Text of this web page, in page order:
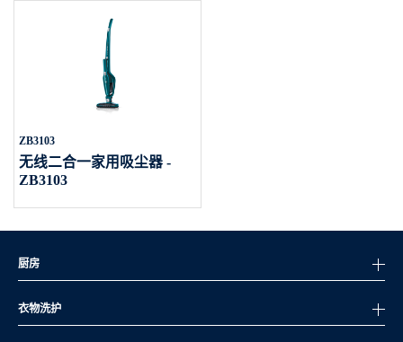
ZB3103
无线二合一家用吸尘器 -
ZB3103
厨房
衣物洗护